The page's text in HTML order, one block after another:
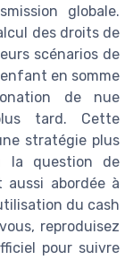
globale.
des droits de
scénarios de
en somme
de nue
tard. Cette
stratégie plus
la question de
aussi abordée à
du cash
reproduisez
pour suivre